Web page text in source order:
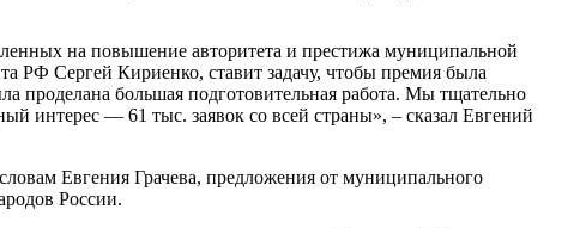
на повышение авторитета и престижа муниципальной
РФ Сергей Кириенко, ставит задачу, чтобы премия была
проделана большая подготовительная работа. Мы тщательно
интерес — 61 тыс. заявок со всей страны», – сказал Евгений
Евгения Грачева, предложения от муниципального
России.